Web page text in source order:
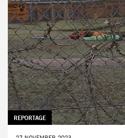
TAG:
REPORTAGE